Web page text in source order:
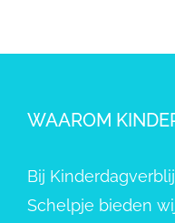
WAAROM
Bij
Schelpje bieden